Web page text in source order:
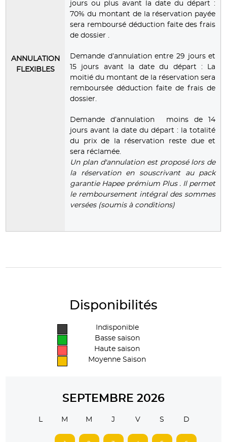
ANNULATION
FLEXIBLES
jours ou plus avant la date du départ :
70% du montant de la réservation payée
sera remboursé déduction faite des frais
de dossier .
Demande d’annulation entre 29 jours et
15 jours avant la date du départ : La
moitié du montant de la réservation sera
remboursée déduction faite de frais de
dossier.
Demande d’annulation moins de 14
jours avant la date du départ : la totalité
du prix de la réservation reste due et
sera réclamée.
Un plan d'annulation est proposé lors de
la réservation en souscrivant au pack
garantie Hapee prémium Plus . Il permet
le remboursement intégral des sommes
versées (soumis à conditions)
Disponibilités
Indisponible
Basse saison
Haute saison
Moyenne Saison
SEPTEMBRE 2026
L M M J V S D